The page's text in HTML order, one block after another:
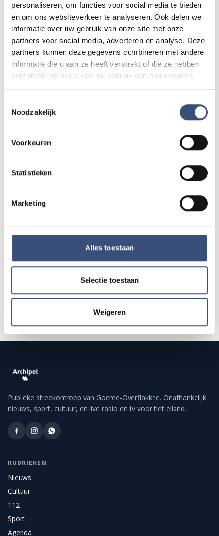
personaliseren, om functies voor social media te bieden
en om ons websiteverkeer te analyseren. Ook delen we
informatie over uw gebruik van onze site met onze
partners voor social media, adverteren en analyse. Deze
partners kunnen deze gegevens combineren met andere
informatie die u aan ze heeft verstrekt of die ze hebben
verzameld op basis van uw gebruik van hun services.
Noodzakelijk
Voorkeuren
Statistieken
Marketing
Alles toestaan
Selectie toestaan
Weigeren
ZA
8
Matinee-concert in Dorpskerk
Ouddorp 11:00
DI
AUG.
WO
Kinderdagen bij RTM-trammuseum in
DO
AUG.
Hippie Beach Day markt bij Houten Kaap
Alle events op de agenda →
Publieke streekomroep van Goeree-Overflakkee. Onafhankelijk
nieuws, sport, cultuur, en live radio en tv voor het eiland.
RUBRIEKEN
Nieuws
Cultuur
112
Sport
Agenda